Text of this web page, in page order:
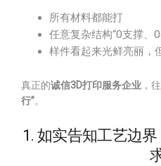
所有材料都能打
任意复杂结构“0支撑、0
样件看起来光鲜亮丽，
真正的诚信3D打印服务企业 ，
行”。
1. 如实告知工艺边